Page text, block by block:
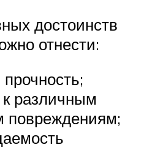
достоинств
отнести:
к различным
повреждениям;